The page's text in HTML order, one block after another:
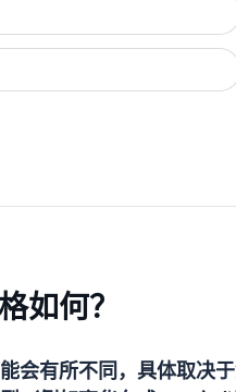
如何？
会有所不同，具体取决